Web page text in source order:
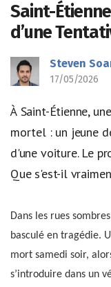
Saint-
d’une
Steven
17/05/2026
À Saint-Étienne,
mortel : un jeune
d'une voiture. Le
Que s'est-il
Dans les rues
basculé en tragédie.
mort samedi soir,
s’introduire dans un